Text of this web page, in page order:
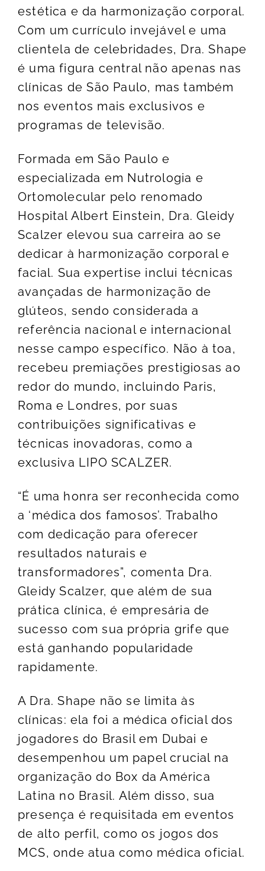
estética e da harmonização corporal.
Com um currículo invejável e uma
clientela de celebridades, Dra. Shape
é uma figura central não apenas nas
clínicas de São Paulo, mas também
nos eventos mais exclusivos e
programas de televisão.
Formada em São Paulo e
especializada em Nutrologia e
Ortomolecular pelo renomado
Hospital Albert Einstein, Dra. Gleidy
Scalzer elevou sua carreira ao se
dedicar à harmonização corporal e
facial. Sua expertise inclui técnicas
avançadas de harmonização de
glúteos, sendo considerada a
referência nacional e internacional
nesse campo específico. Não à toa,
recebeu premiações prestigiosas ao
redor do mundo, incluindo Paris,
Roma e Londres, por suas
contribuições significativas e
técnicas inovadoras, como a
exclusiva LIPO SCALZER.
“É uma honra ser reconhecida como
a ‘médica dos famosos’. Trabalho
com dedicação para oferecer
resultados naturais e
transformadores”, comenta Dra.
Gleidy Scalzer, que além de sua
prática clínica, é empresária de
sucesso com sua própria grife que
está ganhando popularidade
rapidamente.
A Dra. Shape não se limita às
clínicas: ela foi a médica oficial dos
jogadores do Brasil em Dubai e
desempenhou um papel crucial na
organização do Box da América
Latina no Brasil. Além disso, sua
presença é requisitada em eventos
de alto perfil, como os jogos dos
MCS, onde atua como médica oficial.